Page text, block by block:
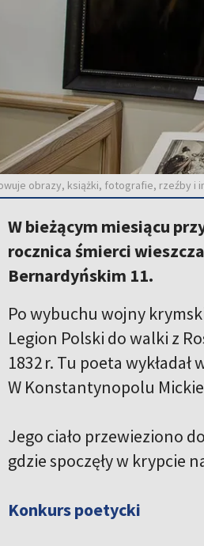
obrazy, książki, fotografie, rzeźby
W bieżącym miesiącu
rocznica śmierci
Bernardyńskim 11.
Po wybuchu wojny
Legion Polski do walki z
1832 r. Tu poeta
W Konstantynopolu
Jego ciało przewieziono
gdzie spoczęły w krypcie
Konkurs poetycki